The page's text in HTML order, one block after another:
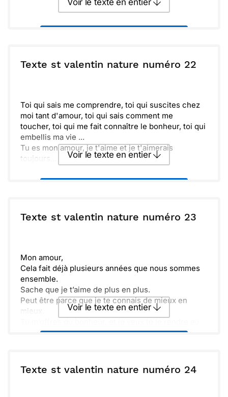
Voir le texte en entier
ou : Copier Recevoir par mail
Texte st valentin nature numéro 22
Toi qui sais me comprendre, toi qui suscites chez
moi tant d'amour, toi qui sais comment me
toucher, toi qui me fait connaître le bonheur, toi qui
embellis ma vie ...
Tu es mon amour, je t'aime et je t'aimerais
toujours...
Voir le texte en entier
ou : Copier Recevoir par mail
Texte st valentin nature numéro 23
Mon amour,
Cela fait déjà plusieurs années que nous sommes
ensemble.
Sache que je t’aime de plus en plus.
Peut être parce que je te connais de mieux en
mieux.
centuple.
Voir le texte en entier
ou : Copier Recevoir par mail
Texte st valentin nature numéro 24